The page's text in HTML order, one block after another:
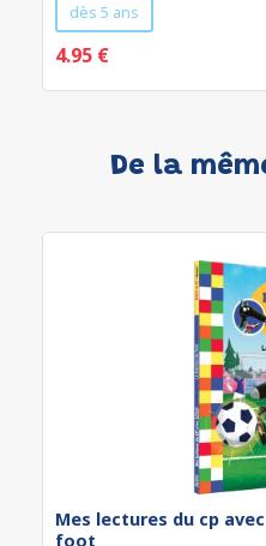
dès 5 ans
4.95 €
De la
Mes lectures du cp
foot